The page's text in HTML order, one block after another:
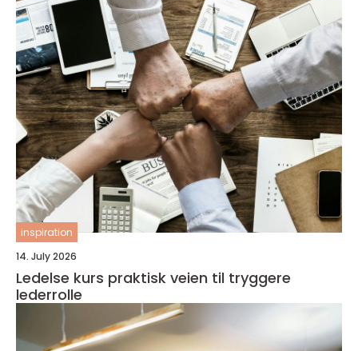
inspiration
14. July 2026
Ledelse kurs praktisk veien til tryggere
lederrolle